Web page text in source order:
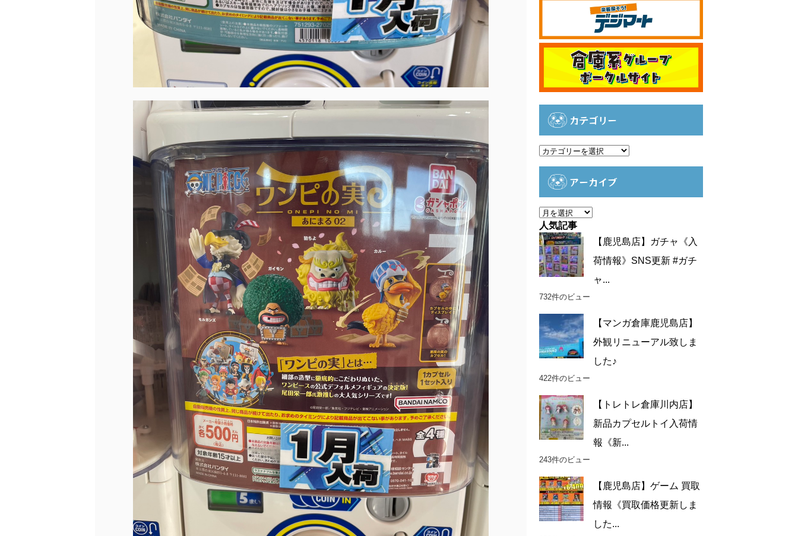
カテゴリー
カ
アーカイブ
ア
ー
カ
イ
ブ
人気記事
【鹿児島店】ガチャ《入
荷情報》SNS更新 #ガチ
ャ...
732件のビュー
【マンガ倉庫鹿児島店】
外観リニューアル致しま
した♪
422件のビュー
【トレトレ倉庫川内店】
新品カプセルトイ入荷情
報《新...
243件のビュー
【鹿児島店】ゲーム 買取
情報《買取価格更新しま
した...